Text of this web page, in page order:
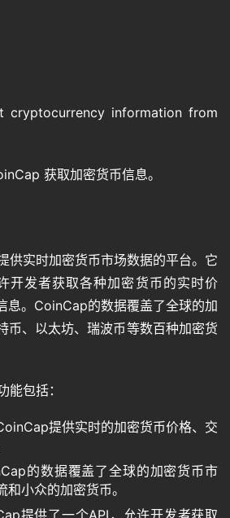
cryptocurrency information from
获取加密货币信息。
供实时加密货币市场数据的平台。它
开发者获取各种加密货币的实时价
息。CoinCap的数据覆盖了全球的加
币、以太坊、瑞波币等数百种加密货
包括：
提供实时的加密货币价格、交
的数据覆盖了全球的加密货币市
小众的加密货币。
提供了一个API，允许开发者获取